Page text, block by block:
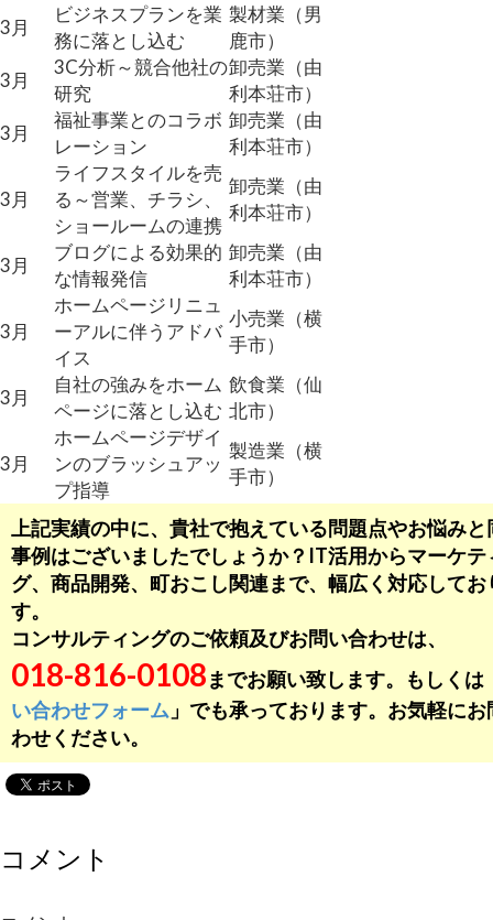
3月
ビジネスプランを業
務に落とし込む
製材業（男
鹿市）
3月
3C分析～競合他社の
研究
卸売業（由
利本荘市）
3月
福祉事業とのコラボ
レーション
卸売業（由
利本荘市）
3月
ライフスタイルを売
る～営業、チラシ、
ショールームの連携
卸売業（由
利本荘市）
3月
ブログによる効果的
な情報発信
卸売業（由
利本荘市）
3月
ホームページリニュ
ーアルに伴うアドバ
イス
小売業（横
手市）
3月
自社の強みをホーム
ページに落とし込む
飲食業（仙
北市）
3月
ホームページデザイ
ンのブラッシュアッ
プ指導
製造業（横
手市）
上記実績の中に、貴社で抱えている問題点やお悩みと
事例はございましたでしょうか？IT活用からマーケテ
グ、商品開発、町おこし関連まで、幅広く対応してお
す。
コンサルティングのご依頼及びお問い合わせは、
018-816-0108までお願い致します。もしくは
い合わせフォーム 」でも承っております。お気軽にお
わせください。
コメント